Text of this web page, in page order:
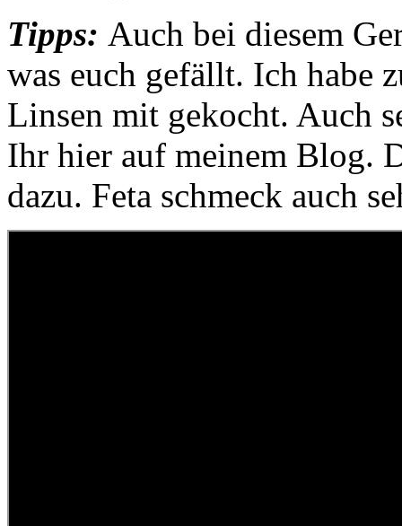
Tipps: Auch bei diesem
was euch gefällt. Ich habe
Linsen mit gekocht. Auch
Ihr hier auf meinem Blog.
dazu. Feta schmeck auch